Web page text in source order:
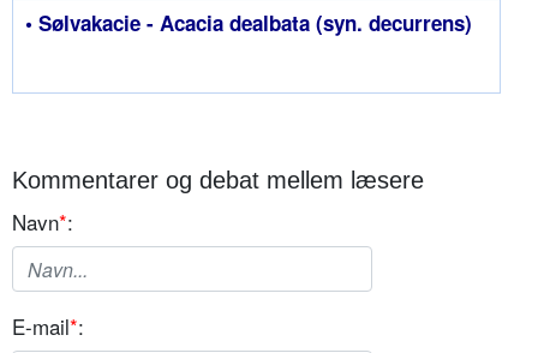
• Sølvakacie - Acacia dealbata (syn. decurrens)
Kommentarer og debat mellem læsere
Navn*:
E-mail*: